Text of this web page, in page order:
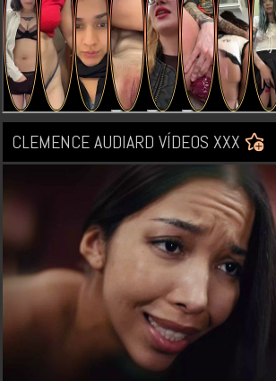
CLEMENCE AUDIARD VÍDEOS XXX